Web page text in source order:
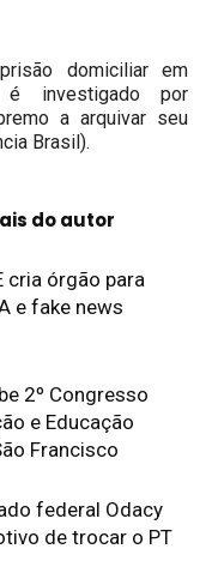
domiciliar em
investigado por
a arquivar seu
Brasil).
do autor
cria órgão para
e fake news
2º Congresso
e Educação
Francisco
federal Odacy
de trocar o PT